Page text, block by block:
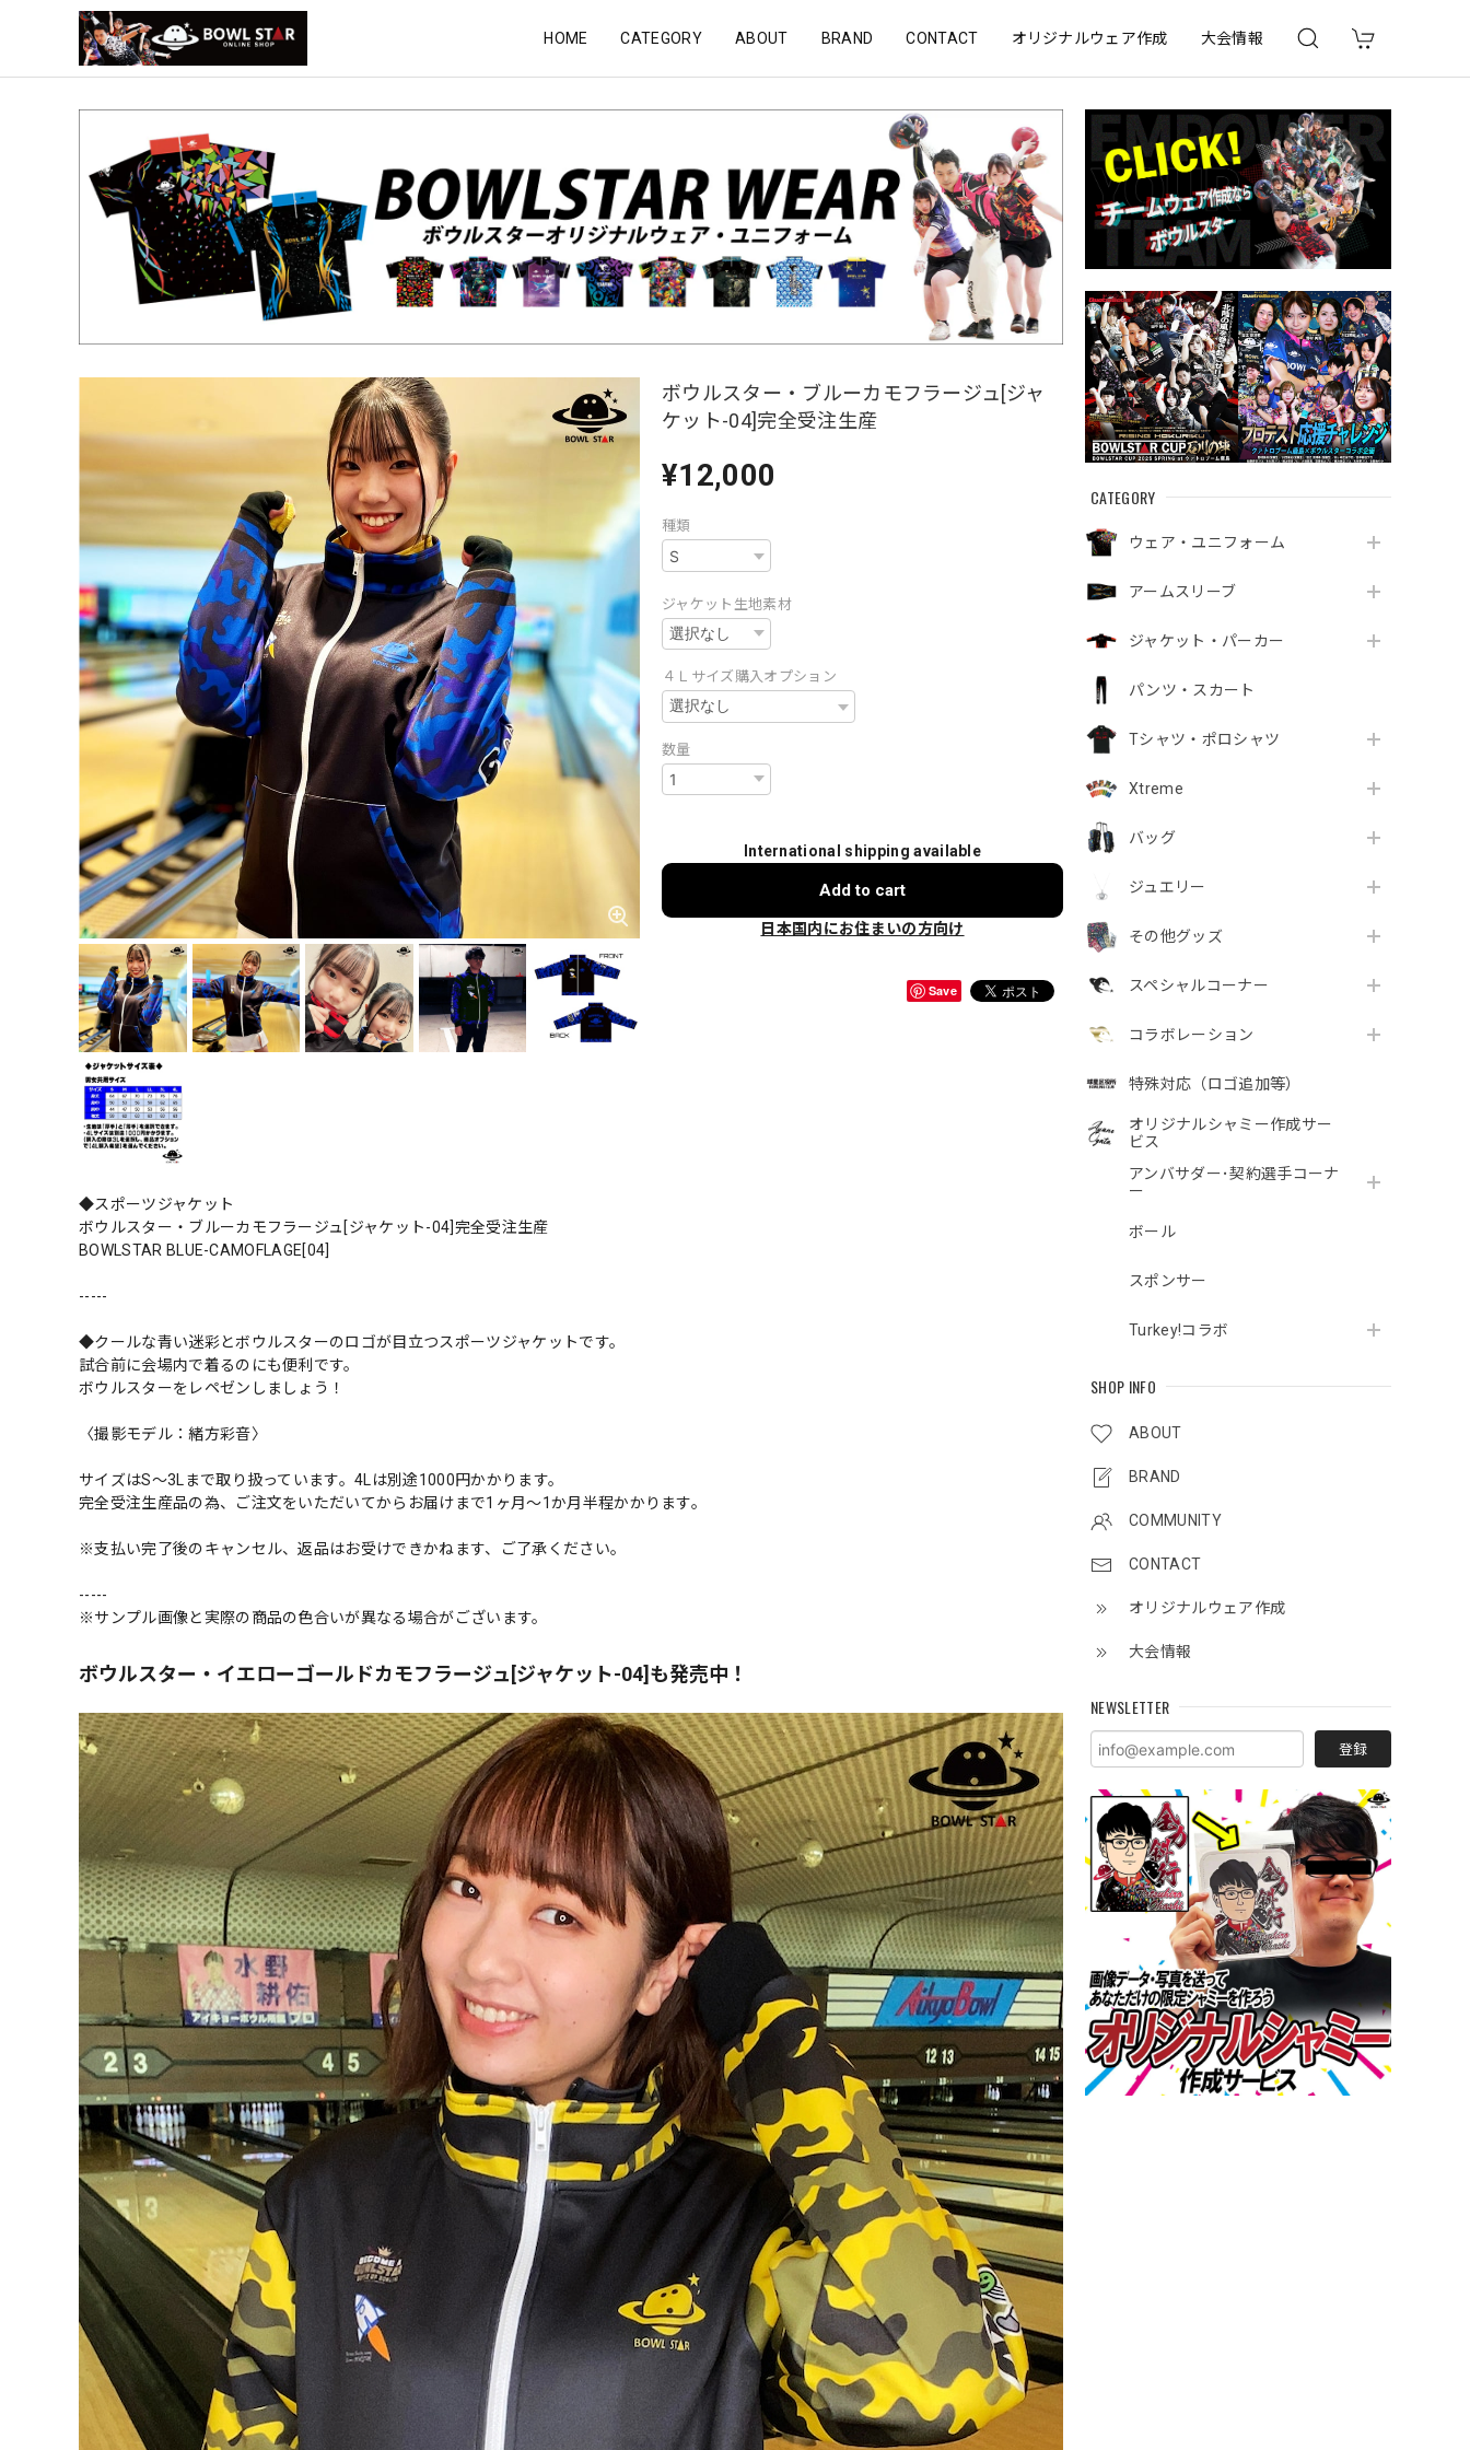
HOME CATEGORY ABOUT BRAND CONTACT オリジナルウェア作成 大会情報
CATEGORY
ウェア・ユニフォーム
アームスリーブ
ジャケット・パーカー
パンツ・スカート
Tシャツ・ポロシャツ
Xtreme
バッグ
ジュエリー
その他グッズ
スペシャルコーナー
コラボレーション
特殊対応（ロゴ追加等）
オリジナルシャミー作成サー
ビス
アンバサダー･契約選手コーナ
ー
ボール
スポンサー
Turkey!コラボ
SHOP INFO
ABOUT
BRAND
COMMUNITY
CONTACT
オリジナルウェア作成
大会情報
NEWSLETTER
登録
ボウルスター・ブルーカモフラージュ[ジャ
ケット-04]完全受注生産
¥12,000
種類
ジャケット生地素材
４Ｌサイズ購入オプション
数量
International shipping available
Add to cart
日本国内にお住まいの方向け
Save
◆スポーツジャケット
ボウルスター・ブルーカモフラージュ[ジャケット-04]完全受注生産
BOWLSTAR BLUE-CAMOFLAGE[04]
-----
◆クールな青い迷彩とボウルスターのロゴが目立つスポーツジャケットです。
試合前に会場内で着るのにも便利です。
ボウルスターをレペゼンしましょう！
〈撮影モデル：緒方彩音〉
サイズはS～3Lまで取り扱っています。4Lは別途1000円かかります。
完全受注生産品の為、ご注文をいただいてからお届けまで1ヶ月～1か月半程かかります。
※支払い完了後のキャンセル、返品はお受けできかねます、ご了承ください。
-----
※サンプル画像と実際の商品の色合いが異なる場合がございます。
ボウルスター・イエローゴールドカモフラージュ[ジャケット-04]も発売中！